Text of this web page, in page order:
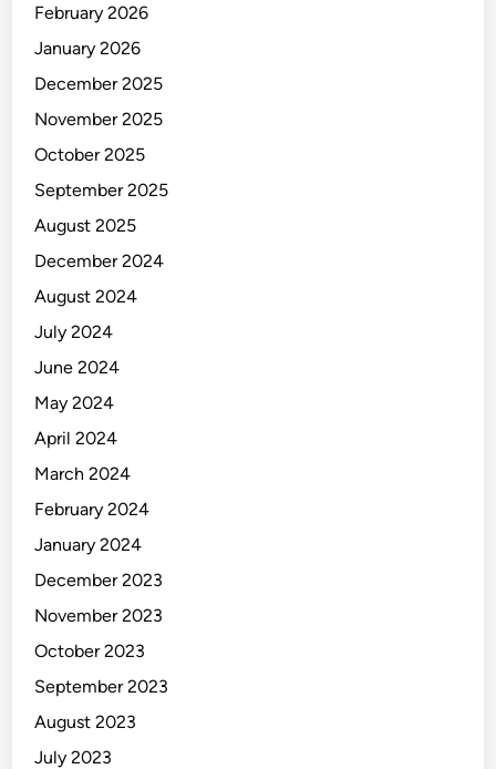
February 2026
January 2026
December 2025
November 2025
October 2025
September 2025
August 2025
December 2024
August 2024
July 2024
June 2024
May 2024
April 2024
March 2024
February 2024
January 2024
December 2023
November 2023
October 2023
September 2023
August 2023
July 2023